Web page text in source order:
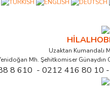
Uzaktan Kumandalı
Mh. Şehitkomiser
8 610 - 0212 416 80 10